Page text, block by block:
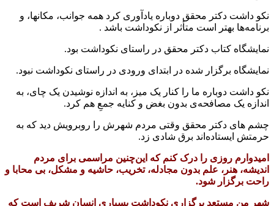
نکو داشت دکتر محقق دوباره یادآوری کرد همه جوانب، مکانها، و
برنامه‌ها بهتر است متأثر از نکوداشت باشد .
نمایشگاه کتاب دکتر محقق در راستای نکوداشت بود.
نمایشگاه برگزار شده در ابتدای ورودی در راستای نکوداشت نبود.
نکو داشت دوباره ما را کنار یک میز، به اندازه نوشیدن یک چای، به
اندازه یک مصافحه‌ی بدون بغض و کنایه جمعِ هم کرد.
چشم های دکتر محقق وقتی مردم شهرش را روبرویش دید که به
حرمتش ایستاده‌اند برق شادی زد.
امیدوارم روزی را درک کنم که این‌چنین مراسمی برای مردم
اندیشه، هنر، علم بدون مجادله، تخریب، حاشیه و مشکل، بی محابا و
راحت برگزار شود‌.
شهر من مستعد برگزاری نکوداشت بسیاری انسان شریف است که